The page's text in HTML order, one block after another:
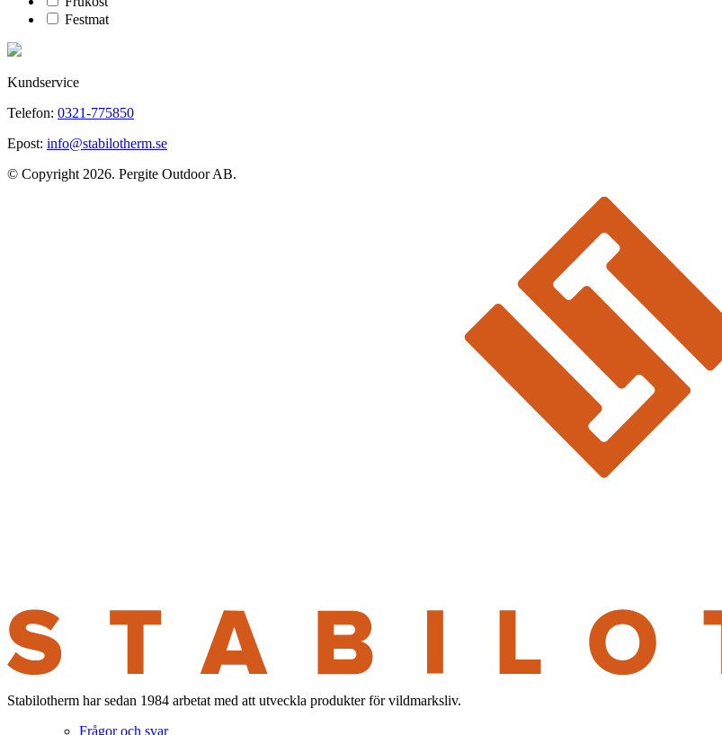
Festmat
Kundservice
Telefon: 0321-775850
Epost: info@stabilotherm.se
© Copyright 2026. Pergite Outdoor AB.
Stabilotherm har sedan 1984 arbetat med att utveckla produkter för vildmarksliv.
Frågor och svar